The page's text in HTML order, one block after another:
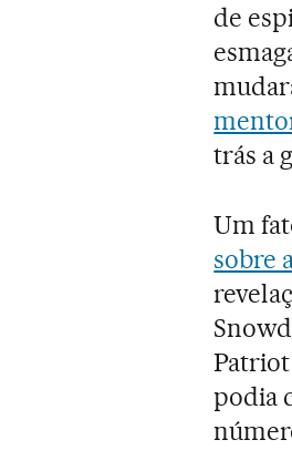
de
trás a
Um
sobre
podia